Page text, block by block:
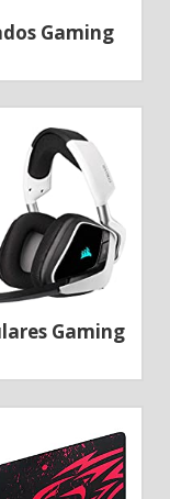
Gaming
Gaming